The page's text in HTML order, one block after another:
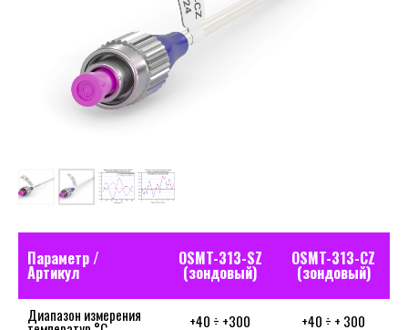
Параметр /
Артикул
OSMT-313-SZ
(зондовый)
OSMT-313-CZ
(зондовый)
Диапазон измерения +40 ÷ +300 +40 ÷ + 300